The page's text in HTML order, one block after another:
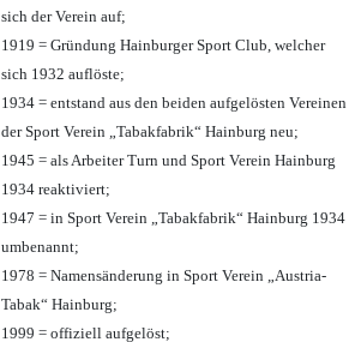
sich der Verein auf;
1919 = Gründung Hainburger Sport Club, welcher
sich 1932 auflöste;
1934 = entstand aus den beiden aufgelösten Vereinen
der Sport Verein „Tabakfabrik“ Hainburg neu;
1945 = als Arbeiter Turn und Sport Verein Hainburg
1934 reaktiviert;
1947 = in Sport Verein „Tabakfabrik“ Hainburg 1934
umbenannt;
1978 = Namensänderung in Sport Verein „Austria-
Tabak“ Hainburg;
1999 = offiziell aufgelöst;